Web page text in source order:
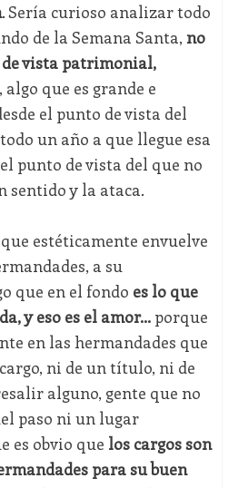
. Sería curioso analizar todo
de la Semana Santa, no
vista patrimonial,
algo que es grande e
el punto de vista del
un año a que llegue esa
punto de vista del que no
sentido y la ataca.
estéticamente envuelve
a su
que en el fondo es lo que
y eso es el amor...porque
en las hermandades que
ni de un título, ni de
alguno, gente que no
paso ni un lugar
es obvio que los cargos son
para su buen